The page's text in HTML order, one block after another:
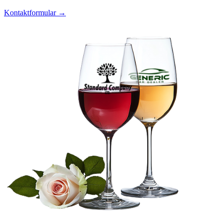
Kontaktformular →